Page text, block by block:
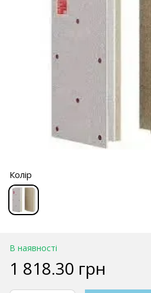
Колір
В наявності
1 818.30 грн